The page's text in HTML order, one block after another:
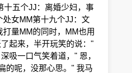
十五个JJ：离婚少妇，事
女MM第十九个JJ：文
量MM的同时，MM也用
起来，半开玩笑的说："
吸一口气笑着道，" 恩，
的呢，没那心思。" 我马